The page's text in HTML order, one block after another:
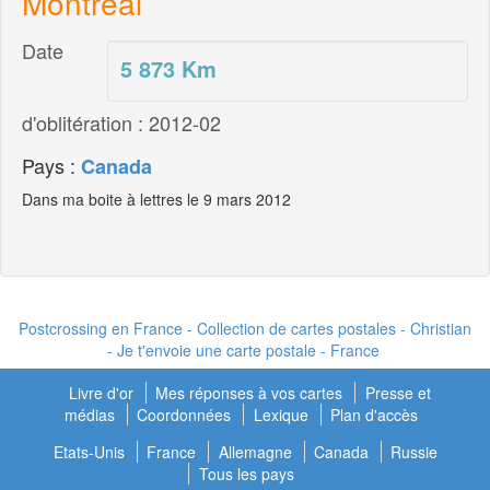
5 873 Km
Date
d'oblitération : 2012-02
Pays : Canada
Dans ma boite à lettres le 9 mars 2012
Postcrossing en France - Collection de cartes postales - Christian
- Je t'envoie une carte postale - France
Livre d'or
Mes réponses à vos cartes
Presse et
médias
Coordonnées Lexique
Plan d'accès
Etats-Unis
France Allemagne Canada
Russie
Tous les pays